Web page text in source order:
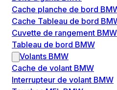
Cache planche de bord
Cache Tableau de bord
Cuvette de rangement BMW
Tableau de bord BMW
Volants BMW
Cache de volant BMW
Interrupteur de volant BMW